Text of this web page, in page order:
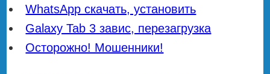
WhatsApp скачать, установить
Galaxy Tab 3 завис, перезагрузка
Осторожно! Мошенники!